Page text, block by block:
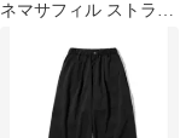
ネマサフィル ストライ